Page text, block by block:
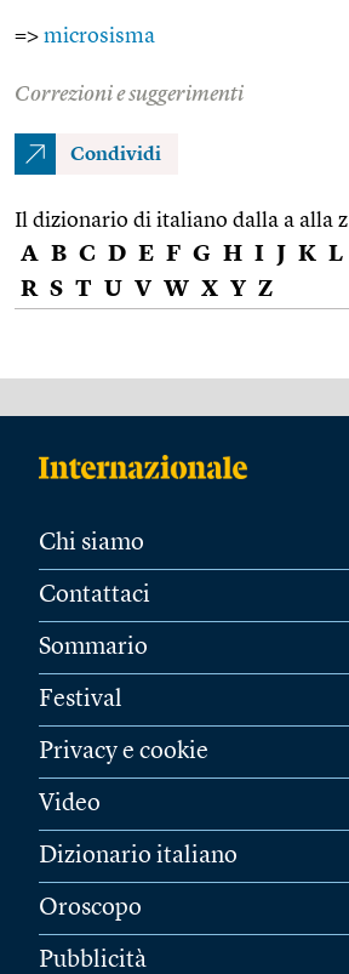
=> microsisma
Correzioni e suggerimenti
Condividi
Il dizionario di italiano dalla a alla z
A B C D E F G H I J K L
R S T U V W X Y Z
Chi siamo
Contattaci
Sommario
Festival
Privacy e cookie
Video
Dizionario italiano
Oroscopo
Pubblicità